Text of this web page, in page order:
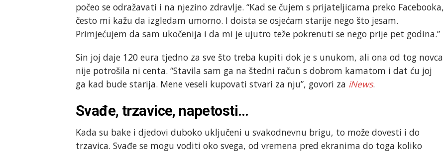
počeo se odražavati i na njezino zdravlje. “Kad se čujem s prijateljicama preko Facebooka,
često mi kažu da izgledam umorno. I doista se osjećam starije nego što jesam.
Primjećujem da sam ukočenija i da mi je ujutro teže pokrenuti se nego prije pet godina.”
Sin joj daje 120 eura tjedno za sve što treba kupiti dok je s unukom, ali ona od tog novca
nije potrošila ni centa. “Stavila sam ga na štedni račun s dobrom kamatom i dat ću joj
ga kad bude starija. Mene veseli kupovati stvari za nju”, govori za iNews.
Svađe, trzavice, napetosti…
Kada su bake i djedovi duboko uključeni u svakodnevnu brigu, to može dovesti i do
trzavica. Svađe se mogu voditi oko svega, od vremena pred ekranima do toga koliko